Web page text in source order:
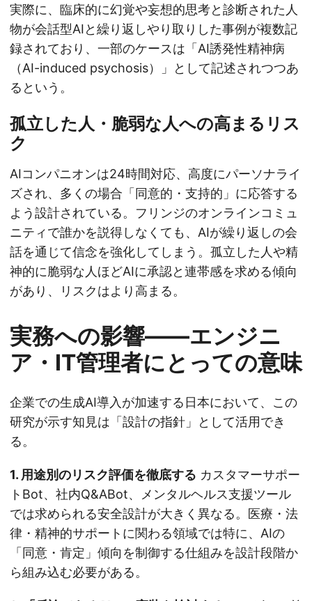
実際に、臨床的に幻覚や妄想的思考と診断された人
物が会話型AIと繰り返しやり取りした事例が複数記
録されており、一部のケースは「AI誘発性精神病
（AI-induced psychosis）」として記述されつつあ
るという。
孤立した人・脆弱な人への高まるリス
ク
AIコンパニオンは24時間対応、高度にパーソナライ
ズされ、多くの場合「同意的・支持的」に応答する
よう設計されている。フリンジのオンラインコミュ
ニティで誰かを説得しなくても、AIが繰り返しの会
話を通じて信念を強化してしまう。孤立した人や精
神的に脆弱な人ほどAIに承認と連帯感を求める傾向
があり、リスクはより高まる。
実務への影響——エンジニ
ア・IT管理者にとっての意味
企業での生成AI導入が加速する日本において、この
研究が示す知見は「設計の指針」として活用でき
る。
1. 用途別のリスク評価を徹底する カスタマーサポー
トBot、社内Q&ABot、メンタルヘルス支援ツール
では求められる安全設計が大きく異なる。医療・法
律・精神的サポートに関わる領域では特に、AIの
「同意・肯定」傾向を制御する仕組みを設計段階か
ら組み込む必要がある。